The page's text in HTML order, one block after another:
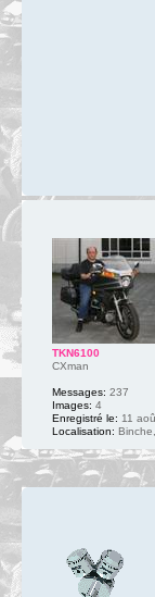
TKN6100
CXman
Messages: 237
Images: 4
Enregistré le: 11
Localisation: